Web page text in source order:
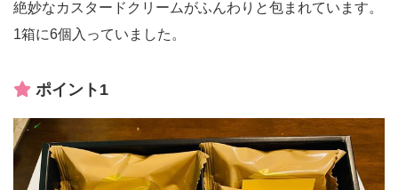
絶妙なカスタードクリームがふんわりと包まれています。
1箱に6個入っていました。
ポイント1